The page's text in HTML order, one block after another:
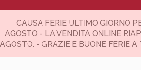
CAUSA FERIE ULTIMO GIORNO
AGOSTO - LA VENDITA ONLINE
AGOSTO. - GRAZIE E BUONE FERIE